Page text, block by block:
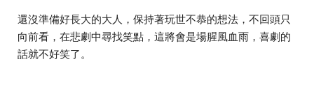
還沒準備好長大的大人，保持著玩世不恭的想法，不回頭只
向前看，在悲劇中尋找笑點，這將會是場腥風血雨，喜劇的
話就不好笑了。